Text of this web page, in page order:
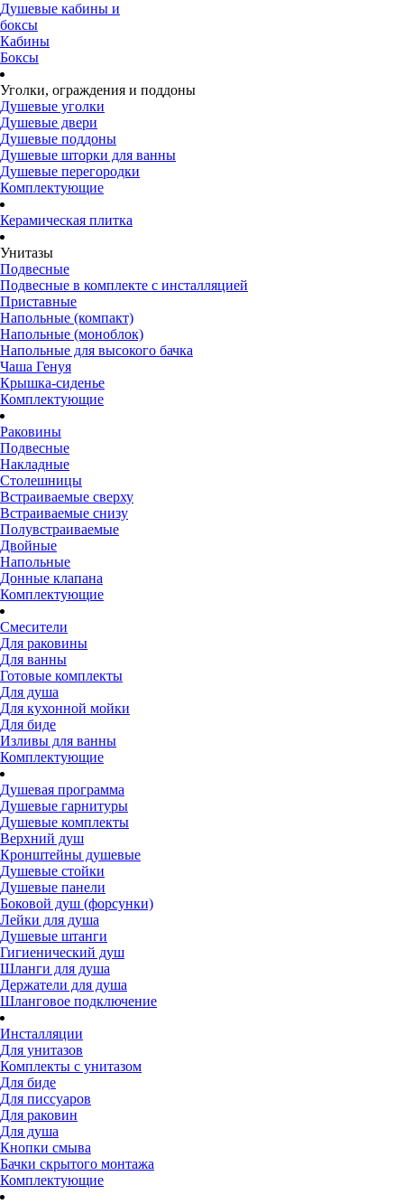
Душевые кабины и
боксы
Кабины
Боксы
Уголки, ограждения и поддоны
Душевые уголки
Душевые двери
Душевые поддоны
Душевые шторки для ванны
Душевые перегородки
Комплектующие
Керамическая плитка
Унитазы
Подвесные
Подвесные в комплекте с инсталляцией
Приставные
Напольные (компакт)
Напольные (моноблок)
Напольные для высокого бачка
Чаша Генуя
Крышка-сиденье
Комплектующие
Раковины
Подвесные
Накладные
Столешницы
Встраиваемые сверху
Встраиваемые снизу
Полувстраиваемые
Двойные
Напольные
Донные клапана
Комплектующие
Смесители
Для раковины
Для ванны
Готовые комплекты
Для душа
Для кухонной мойки
Для биде
Изливы для ванны
Комплектующие
Душевая программа
Душевые гарнитуры
Душевые комплекты
Верхний душ
Кронштейны душевые
Душевые стойки
Душевые панели
Боковой душ (форсунки)
Лейки для душа
Душевые штанги
Гигиенический душ
Шланги для душа
Держатели для душа
Шланговое подключение
Инсталляции
Для унитазов
Комплекты с унитазом
Для биде
Для писсуаров
Для раковин
Для душа
Кнопки смыва
Бачки скрытого монтажа
Комплектующие